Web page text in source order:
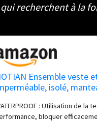
recherchent à la
Ensemble veste
isolé,
: Utilisation de la
bloquer